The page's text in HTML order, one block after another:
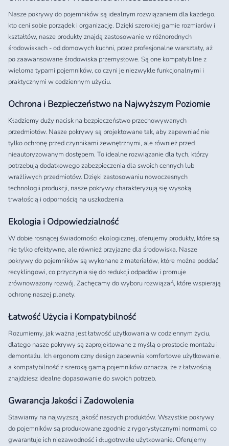
Nasze pokrywy do pojemników są idealnym rozwiązaniem dla każdego,
kto ceni sobie porządek i organizację. Dzięki szerokiej gamie rozmiarów i
kształtów, nasze produkty znajdą zastosowanie w różnorodnych
środowiskach - od domowych kuchni, przez profesjonalne warsztaty, aż
po zaawansowane środowiska przemysłowe. Są one kompatybilne z
wieloma typami pojemników, co czyni je niezwykle funkcjonalnymi i
praktycznymi w codziennym użyciu.
Ochrona i Bezpieczeństwo na Najwyższym Poziomie
Kładziemy duży nacisk na bezpieczeństwo przechowywanych
przedmiotów. Nasze pokrywy są projektowane tak, aby zapewniać nie
tylko ochronę przed czynnikami zewnętrznymi, ale również przed
nieautoryzowanym dostępem. To idealne rozwiązanie dla tych, którzy
potrzebują dodatkowego zabezpieczenia dla swoich cennych lub
wrażliwych przedmiotów. Dzięki zastosowaniu nowoczesnych
technologii produkcji, nasze pokrywy charakteryzują się wysoką
trwałością i odpornością na uszkodzenia.
Ekologia i Odpowiedzialność
W dobie rosnącej świadomości ekologicznej, oferujemy produkty, które są
nie tylko efektywne, ale również przyjazne dla środowiska. Nasze
pokrywy do pojemników są wykonane z materiałów, które można poddać
recyklingowi, co przyczynia się do redukcji odpadów i promuje
zrównoważony rozwój. Zachęcamy do wyboru rozwiązań, które wspierają
ochronę naszej planety.
Łatwość Użycia i Kompatybilność
Rozumiemy, jak ważna jest łatwość użytkowania w codziennym życiu,
dlatego nasze pokrywy są zaprojektowane z myślą o prostocie montażu i
demontażu. Ich ergonomiczny design zapewnia komfortowe użytkowanie,
a kompatybilność z szeroką gamą pojemników oznacza, że z łatwością
znajdziesz idealne dopasowanie do swoich potrzeb.
Gwarancja Jakości i Zadowolenia
Stawiamy na najwyższą jakość naszych produktów. Wszystkie pokrywy
do pojemników są produkowane zgodnie z rygorystycznymi normami, co
gwarantuje ich niezawodność i długotrwałe użytkowanie. Oferujemy